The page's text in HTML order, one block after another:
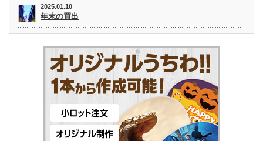
2025.01.10
年末の買出